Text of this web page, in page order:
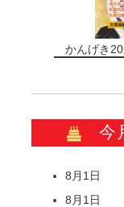
かんげき
今
8月1日
8月1日